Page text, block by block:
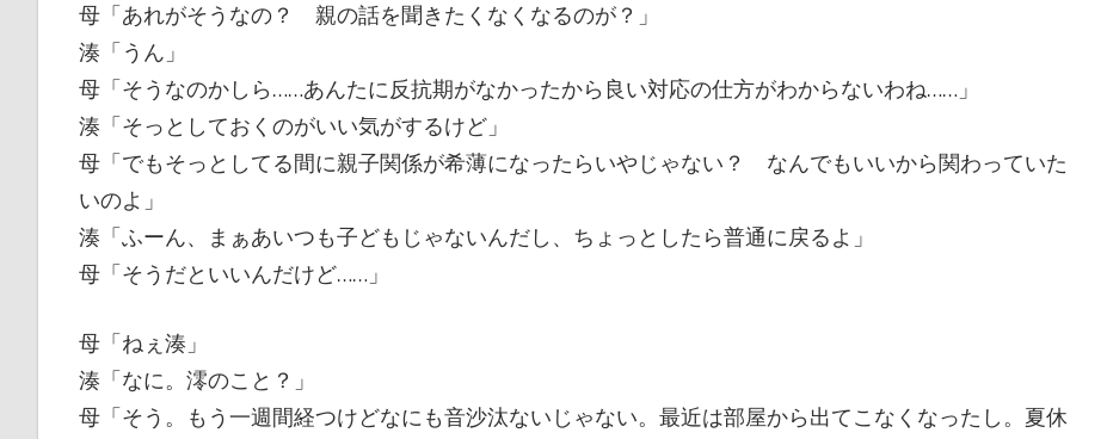
母「あれがそうなの？ 親の話を聞きたくなくなるのが？」
湊「うん」
母「そうなのかしら……あんたに反抗期がなかったから良い対応の仕方がわからないわね……」
湊「そっとしておくのがいい気がするけど」
母「でもそっとしてる間に親子関係が希薄になったらいやじゃない？ なんでもいいから関わっていた
いのよ」
湊「ふーん、まぁあいつも子どもじゃないんだし、ちょっとしたら普通に戻るよ」
母「そうだといいんだけど……」
母「ねぇ湊」
湊「なに。澪のこと？」
母「そう。もう一週間経つけどなにも音沙汰ないじゃない。最近は部屋から出てこなくなったし。夏休